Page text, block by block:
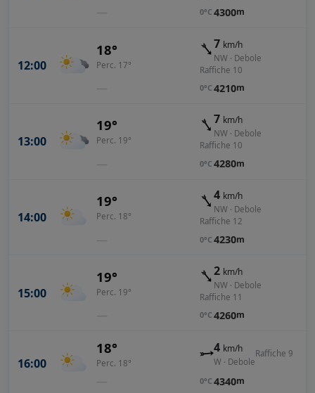
—
0°C 4300m
12:00
18°
Perc. 17°
—
7 km/h
NW · Debole
Raffiche 10
0°C 4210m
13:00
19°
Perc. 19°
—
7 km/h
NW · Debole
Raffiche 10
0°C 4280m
14:00
19°
Perc. 18°
—
4 km/h
NW · Debole
Raffiche 12
0°C 4230m
15:00
19°
Perc. 19°
—
2 km/h
NW · Debole
Raffiche 11
0°C 4260m
16:00
18°
Perc. 18°
—
4 km/h
W · Debole
Raffiche 9
0°C 4340m